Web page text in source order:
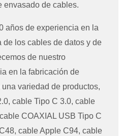
envasado de cables.
años de experiencia en la
los cables de datos y de
de nuestro
en la fabricación de
variedad de productos,
cable Tipo C 3.0, cable
COAXIAL USB Tipo C
cable Apple C94, cable